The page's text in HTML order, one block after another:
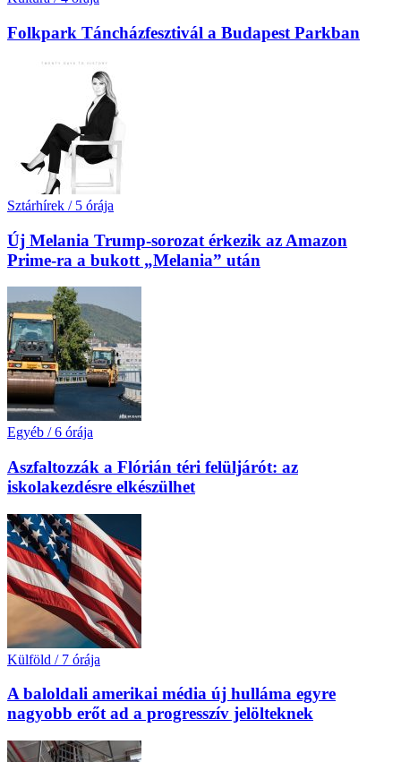
Folkpark Táncházfesztivál a Budapest Parkban
Sztárhírek / 5 órája
Új Melania Trump-sorozat érkezik az Amazon
Prime-ra a bukott „Melania” után
Egyéb / 6 órája
Aszfaltozzák a Flórián téri felüljárót: az
iskolakezdésre elkészülhet
Külföld / 7 órája
A baloldali amerikai média új hulláma egyre
nagyobb erőt ad a progresszív jelölteknek